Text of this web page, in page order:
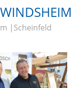
Scheinfeld